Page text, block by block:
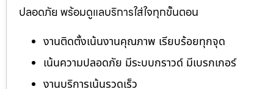
ปลอดภัย พร้อมดูแลบริการใส่ใจทุกขั้นตอน
งานติดตั้งเน้นงานคุณภาพ เรียบร้อยทุกจุด
เน้นความปลอดภัย มีระบบกราวด์ มีเบรกเกอร์
งานบริการเน้นรวดเร็ว